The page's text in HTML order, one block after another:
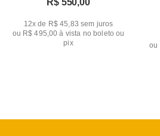
R$ 550,00
12x de R$ 45,83 sem juros
ou R$ 495,00 à vista no boleto ou
pix
ou